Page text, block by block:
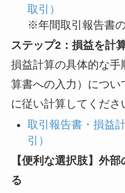
取引）
※年間取引報告書
ステップ2：損益を計
損益計算の具体的な
算書への入力）につ
に従い計算してくださ
取引報告書・損益
引）
【便利な選択肢】外
る